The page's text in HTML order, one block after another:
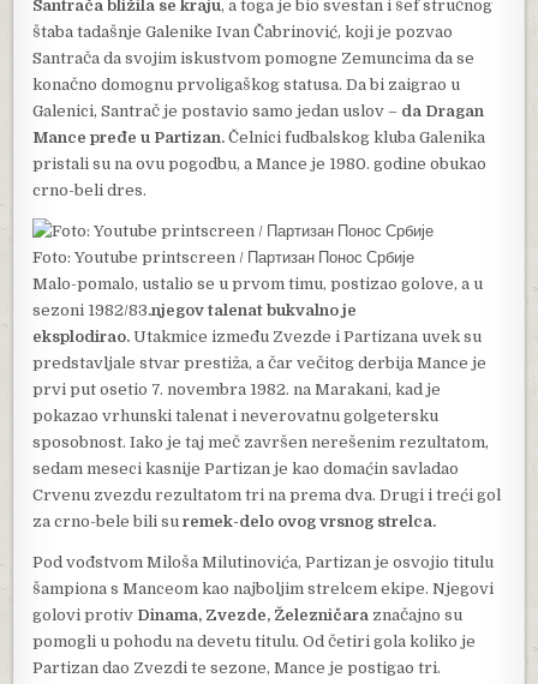
Santrača bližila se kraju, a toga je bio svestan i šef stručnog
štaba tadašnje Galenike Ivan Čabrinović, koji je pozvao
Santrača da svojim iskustvom pomogne Zemuncima da se
konačno domognu prvoligaškog statusa. Da bi zaigrao u
Galenici, Santrač je postavio samo jedan uslov – da Dragan
Mance pređe u Partizan. Čelnici fudbalskog kluba Galenika
pristali su na ovu pogodbu, a Mance je 1980. godine obukao
crno-beli dres.
Foto: Youtube printscreen / Партизан Понос Србије
Malo-pomalo, ustalio se u prvom timu, postizao golove, a u
sezoni 1982/83.njegov talenat bukvalno je
eksplodirao. Utakmice između Zvezde i Partizana uvek su
predstavljale stvar prestiža, a čar večitog derbija Mance je
prvi put osetio 7. novembra 1982. na Marakani, kad je
pokazao vrhunski talenat i neverovatnu golgetersku
sposobnost. Iako je taj meč završen nerešenim rezultatom,
sedam meseci kasnije Partizan je kao domaćin savladao
Crvenu zvezdu rezultatom tri na prema dva. Drugi i treći gol
za crno-bele bili suremek-delo ovog vrsnog strelca.
Pod vođstvom Miloša Milutinovića, Partizan je osvojio titulu
šampiona s Manceom kao najboljim strelcem ekipe. Njegovi
golovi protiv Dinama, Zvezde, Železničara značajno su
pomogli u pohodu na devetu titulu. Od četiri gola koliko je
Partizan dao Zvezdi te sezone, Mance je postigao tri.